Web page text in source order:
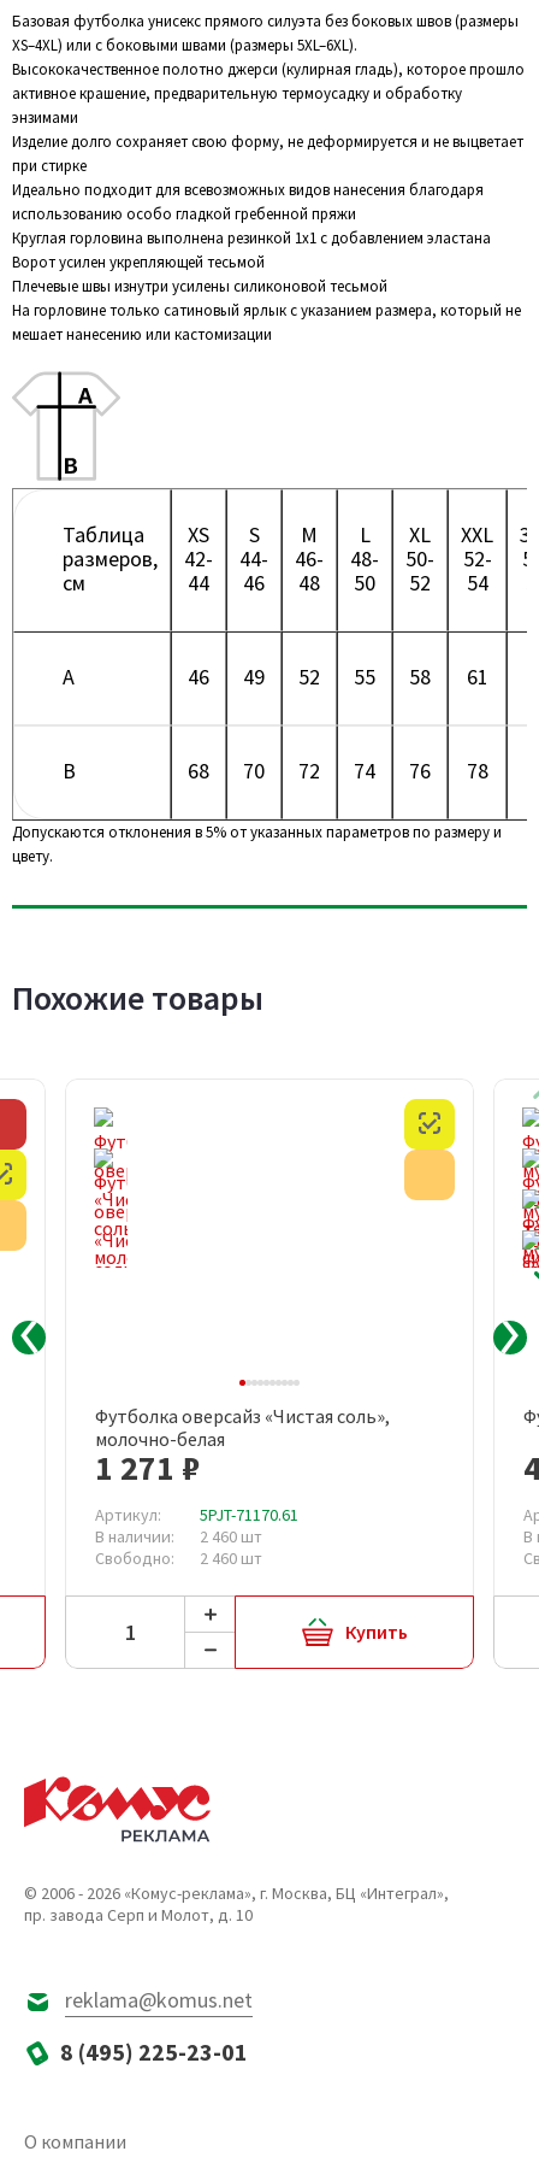
Базовая футболка унисекс прямого силуэта без боковых швов (размеры
XS–4XL) или с боковыми швами (размеры 5XL–6XL).
Высококачественное полотно джерси (кулирная гладь), которое прошло
активное крашение, предварительную термоусадку и обработку
энзимами
Изделие долго сохраняет свою форму, не деформируется и не выцветает
при стирке
Идеально подходит для всевозможных видов нанесения благодаря
использованию особо гладкой гребенной пряжи
Круглая горловина выполнена резинкой 1x1 с добавлением эластана
Ворот усилен укрепляющей тесьмой
Плечевые швы изнутри усилены силиконовой тесьмой
На горловине только сатиновый ярлык с указанием размера, который не
мешает нанесению или кастомизации
Таблица
размеров,
см
XS
42-
44
S
44-
46
M
46-
48
L
48-
50
XL
50-
52
XXL
52-
54
A 46 49 52 55 58 61
B 68 70 72 74 76 78
Допускаются отклонения в 5% от указанных параметров по размеру и
цвету.
Похожие товары
Честный знак
Честный
Футболка оверсайз «Чистая соль»,
молочно-белая
1 271 ₽
Артикул:
5PJT-71170.61
В наличии:
2 460 шт
Свободно:
2 460 шт
Купить
В
© 2006 - 2026 «Комус-реклама», г. Москва, БЦ «Интеграл»,
пр. завода Серп и Молот, д. 10
reklama@komus.net
8 (495) 225-23-01
О компании